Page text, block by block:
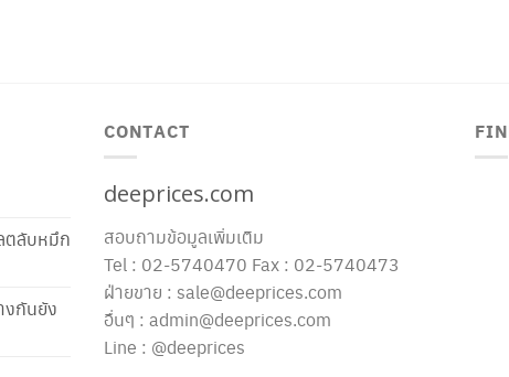
ตลับหมึก
กันยัง
CONTACT
deeprices.com
สอบถามข้อมูลเพิ่มเติม
Tel : 02-5740470 Fax : 02-5740473
ฝ่ายขาย : sale@deeprices.com
อื่นๆ : admin@deeprices.com
Line : @deeprices